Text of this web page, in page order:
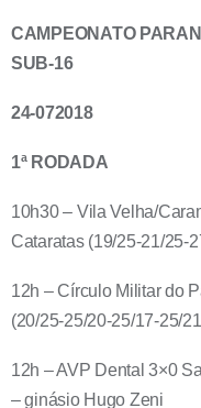
CAMPEONATO
SUB-16
24-072018
1ª RODADA
10h30 – Vila Velha/
Cataratas (19/25-21/25-
12h – Círculo Militar do
(20/25-25/20-25/17-25/
12h – AVP Dental 3×0
– ginásio Hugo Zeni